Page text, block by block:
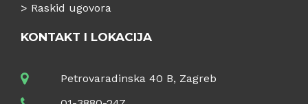
> Raskid ugovora
KONTAKT I LOKACIJA
Petrovaradinska 40 B, Zagreb